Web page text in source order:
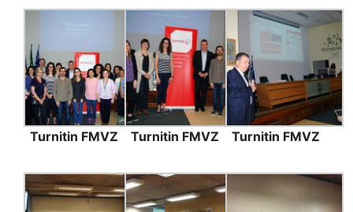
Turnitin FMVZ Turnitin FMVZ Turnitin FMVZ